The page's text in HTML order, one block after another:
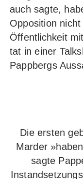
auch sagte,
Opposition
Öffentlichkeit
tat in einer
Pappbergs
Die ersten
Marder
sagte